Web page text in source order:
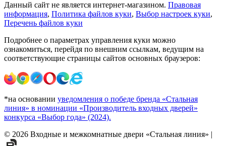
Данный сайт не является интернет-магазином. Правовая
информация, Политика файлов куки, Выбор настроек куки,
Перечень файлов куки
Подробнее о параметрах управления куки можно
ознакомиться, перейдя по внешним ссылкам, ведущим на
соответствующие страницы сайтов основных браузеров:
*на основании уведомления о победе бренда «Стальная
линия» в номинации «Производитель входных дверей»
конкурса «Выбор года» (2024).
© 2026 Входные и межкомнатные двери «Стальная линия» |